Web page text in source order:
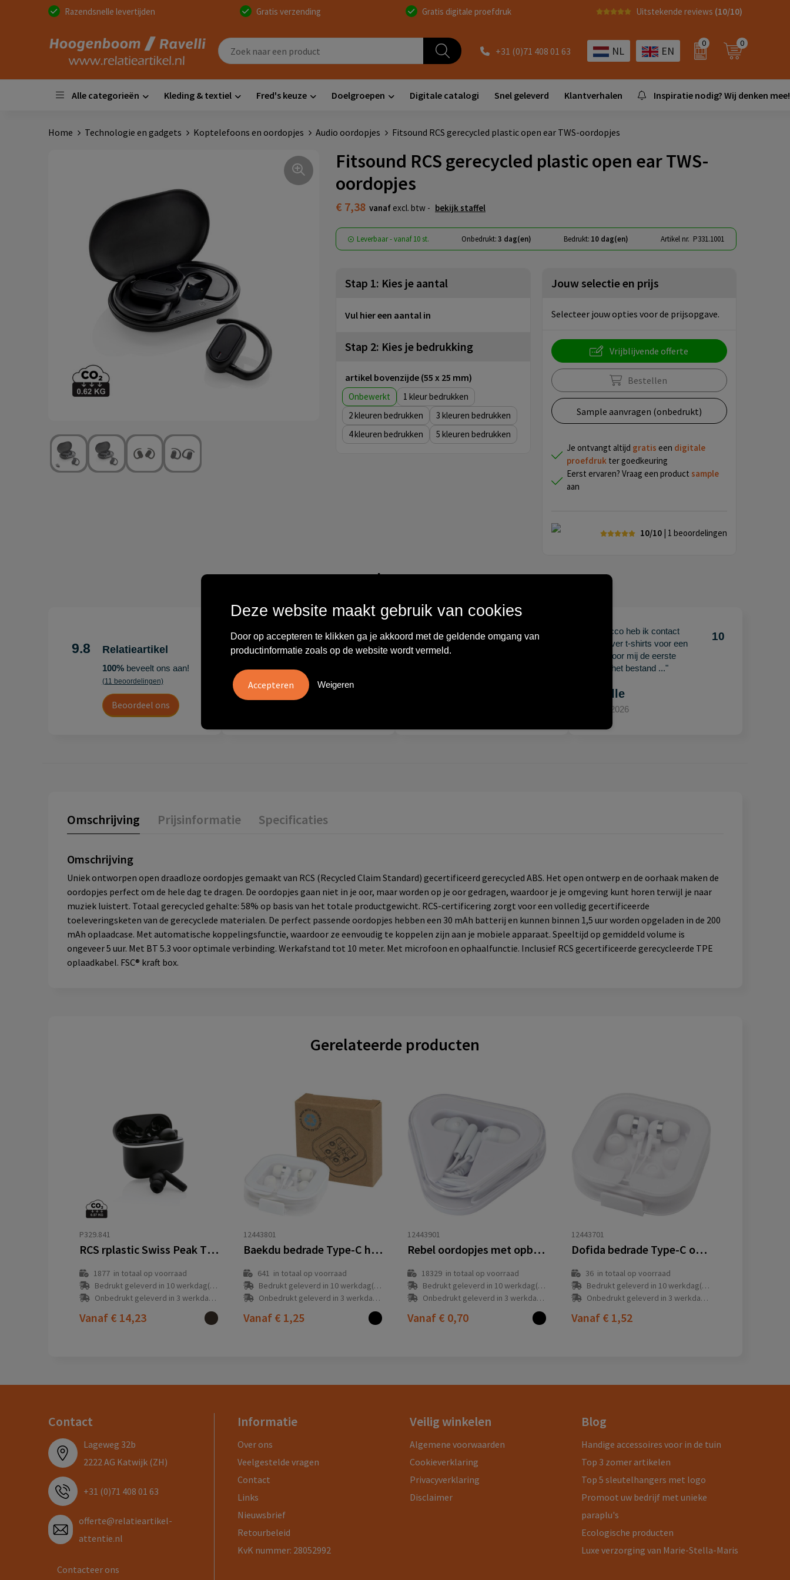
Razendsnelle levertijden Gratis verzending Gratis digitale proefdruk Uitstekende reviews (10/10)
+31 (0)71 408 01 63 NL EN
0 0
Alle categorieën Kleding & textiel Fred's keuze Doelgroepen Digitale catalogi Snel geleverd Klantverhalen Inspiratie nodig? Wij denken mee!
Home Technologie en gadgets Koptelefoons en oordopjes Audio oordopjes Fitsound RCS gerecycled plastic open ear TWS-oordopjes
Fitsound RCS gerecycled plastic open ear TWS-
oordopjes
€ 7,38 vanaf excl. btw - bekijk staffel
Leverbaar-vanaf10 st. Onbedrukt:3 dag(en) Bedrukt: 10 dag(en) Artikel nr. P331.1001
Stap 1: Kies je aantal
Vul hier een aantal in
Stap 2: Kies je bedrukking
artikel bovenzijde (55 x 25 mm)
Onbewerkt
1
2
3
4
5
Jouw selectie en prijs
Selecteer jouw opties voor de prijsopgave.
Vrijblijvende offerte
Bestellen
Sample aanvragen (onbedrukt)
Je ontvangt altijd gratis een digitale
proefdrukter goedkeuring
Eerst ervaren? Vraag een product sample
aan
10/10 | 1 beoordelingen
Wat anderen zeggen
9.8 Relatieartikel
100%beveelt ons aan!
(11 beoordelingen)
Beoordeel ons
"Erg tevreden over
Hoogenboom/Ravelli Relatie
Artikelen. Het contact was
persoonlijk en prettig, we w..."
10
Leontien
"Ze denken in oplossingen.
De bestelde artikelen waren
van goede kwaliteit en op
10
"Met Jacco heb ik contact
gehad over t-shirts voor een
beurs. Voor mij de eerste
keer en het bestand ..."
10
Mariëlle
15 april 2026
Omschrijving Prijsinformatie Specificaties
Omschrijving
Uniek ontworpen open draadloze oordopjes gemaakt van RCS (Recycled Claim Standard) gecertificeerd gerecycled ABS. Het open ontwerp en de oorhaak maken de
oordopjes perfect om de hele dag te dragen. De oordopjes gaan niet in je oor, maar worden op je oor gedragen, waardoor je je omgeving kunt horen terwijl je naar
muziek luistert. Totaal gerecycled gehalte: 58% op basis van het totale productgewicht. RCS-certificering zorgt voor een volledig gecertificeerde
toeleveringsketen van de gerecyclede materialen. De perfect passende oordopjes hebben een 30 mAh batterij en kunnen binnen 1,5 uur worden opgeladen in de 200
mAh oplaadcase. Met automatische koppelingsfunctie, waardoor ze eenvoudig te koppelen zijn aan je mobiele apparaat. Speeltijd op gemiddeld volume is
ongeveer 5 uur. Met BT 5.3 voor optimale verbinding. Werkafstand tot 10 meter. Met microfoon en ophaalfunctie. Inclusief RCS gecertificeerde gerecycleerde TPE
oplaadkabel. FSC® kraft box.
Gerelateerde producten
P329.841
RCS rplastic Swiss Peak TWS oordoppen 2.0
1877in totaal op voorraad
Bedrukt geleverd in 10 werkdag(en)
Onbedrukt geleverd in 3 werkdag(en)
Vanaf € 14,23
12443801
Baekdu bedrade Type-C headset met opbergdoos van gerecycled plastic
641 in totaal op voorraad
Bedrukt geleverd in 10 werkdag(en)
Onbedrukt geleverd in 3 werkdag(en)
Vanaf € 1,25
12443901
Rebel oordopjes met opbergdoos van gerecycled plastic
18329 in totaal op voorraad
Bedrukt geleverd in 10 werkdag(en)
Onbedrukt geleverd in 3 werkdag(en)
Vanaf € 0,70
12443701
Dofida bedrade Type-C oordopjes met opbergdoos van gerecycled plastic
36 in totaal op voorraad
Bedrukt geleverd in 10 werkdag(en)
Onbedrukt geleverd in 3 werkdag(en)
Vanaf € 1,52
Contact
Lageweg 32b
2222 AG Katwijk (ZH)
+31 (0)71 408 01 63
offerte@relatieartikel-
attentie.nl
Contacteer ons
Informatie
Over ons
Veelgestelde vragen
Contact
Links
Nieuwsbrief
Retourbeleid
KvK nummer: 28052992
Veilig winkelen
Algemene voorwaarden
Cookieverklaring
Privacyverklaring
Disclaimer
Blog
Handige accessoires voor in de tuin
Top 3 zomer artikelen
Top 5 sleutelhangers met logo
Promoot uw bedrijf met unieke
paraplu's
Ecologische producten
Luxe verzorging van Marie-Stella-Maris
Deze website maakt gebruik van cookies
Door op accepteren te klikken ga je akkoord met de geldende omgang van
productinformatie zoals op de website wordt vermeld.
Weigeren